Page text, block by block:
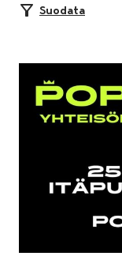
Suodata